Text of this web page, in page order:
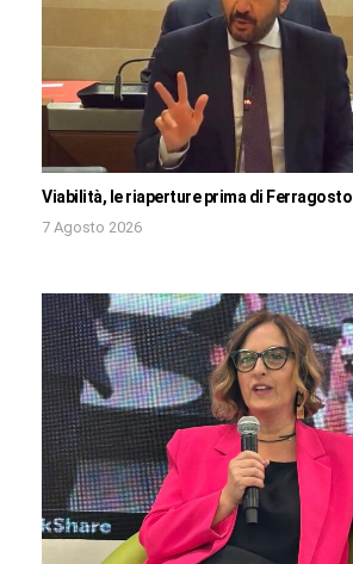
Viabilità, le riaperture prima di Ferragosto
7 Agosto 2026